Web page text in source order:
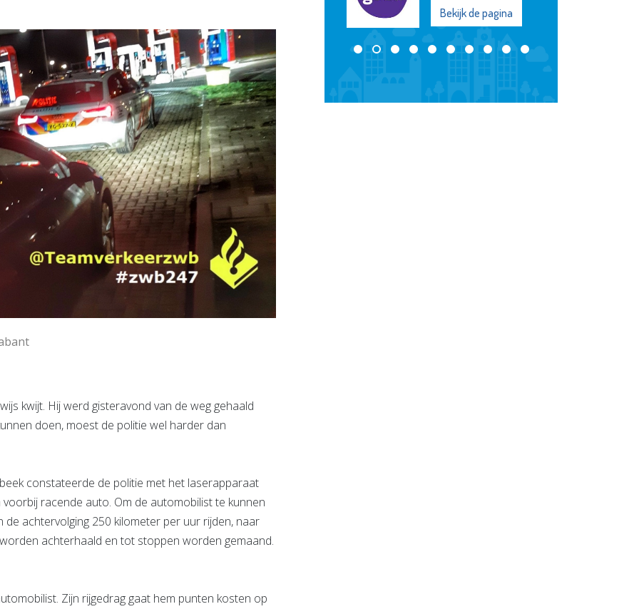
kwijt. Hij werd gisteravond van de weg gehaald
doen, moest de politie wel harder dan
constateerde de politie met het laserapparaat
racende auto. Om de automobilist te kunnen
achtervolging 250 kilometer per uur rijden, naar
achterhaald en tot stoppen worden gemaand.
Zijn rijgedrag gaat hem punten kosten op
Bekijk de pagina